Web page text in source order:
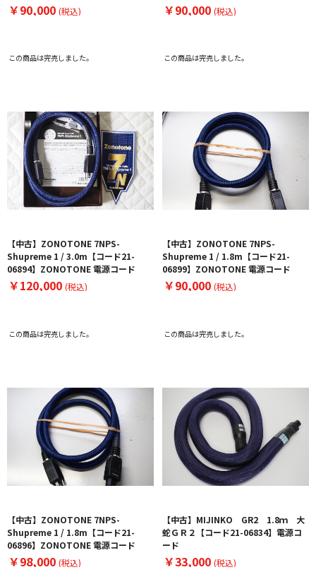
￥90,000 (税込)
この商品は完売しました。
￥90,000 (税込)
この商品は完売しました。
【中古】ZONOTONE 7NPS-
Shupreme 1 / 3.0m【コード21-
06894】ZONOTONE 電源コード
￥120,000 (税込)
この商品は完売しました。
【中古】ZONOTONE 7NPS-
Shupreme 1 / 1.8m【コード21-
06899】ZONOTONE 電源コード
￥90,000 (税込)
この商品は完売しました。
【中古】ZONOTONE 7NPS-
Shupreme 1 / 1.8m【コード21-
06896】ZONOTONE 電源コード
￥98,000 (税込)
【中古】MIJINKO GR2 1.8ｍ 大
蛇ＧＲ２【コード21-06834】電源コ
ード
￥33,000 (税込)